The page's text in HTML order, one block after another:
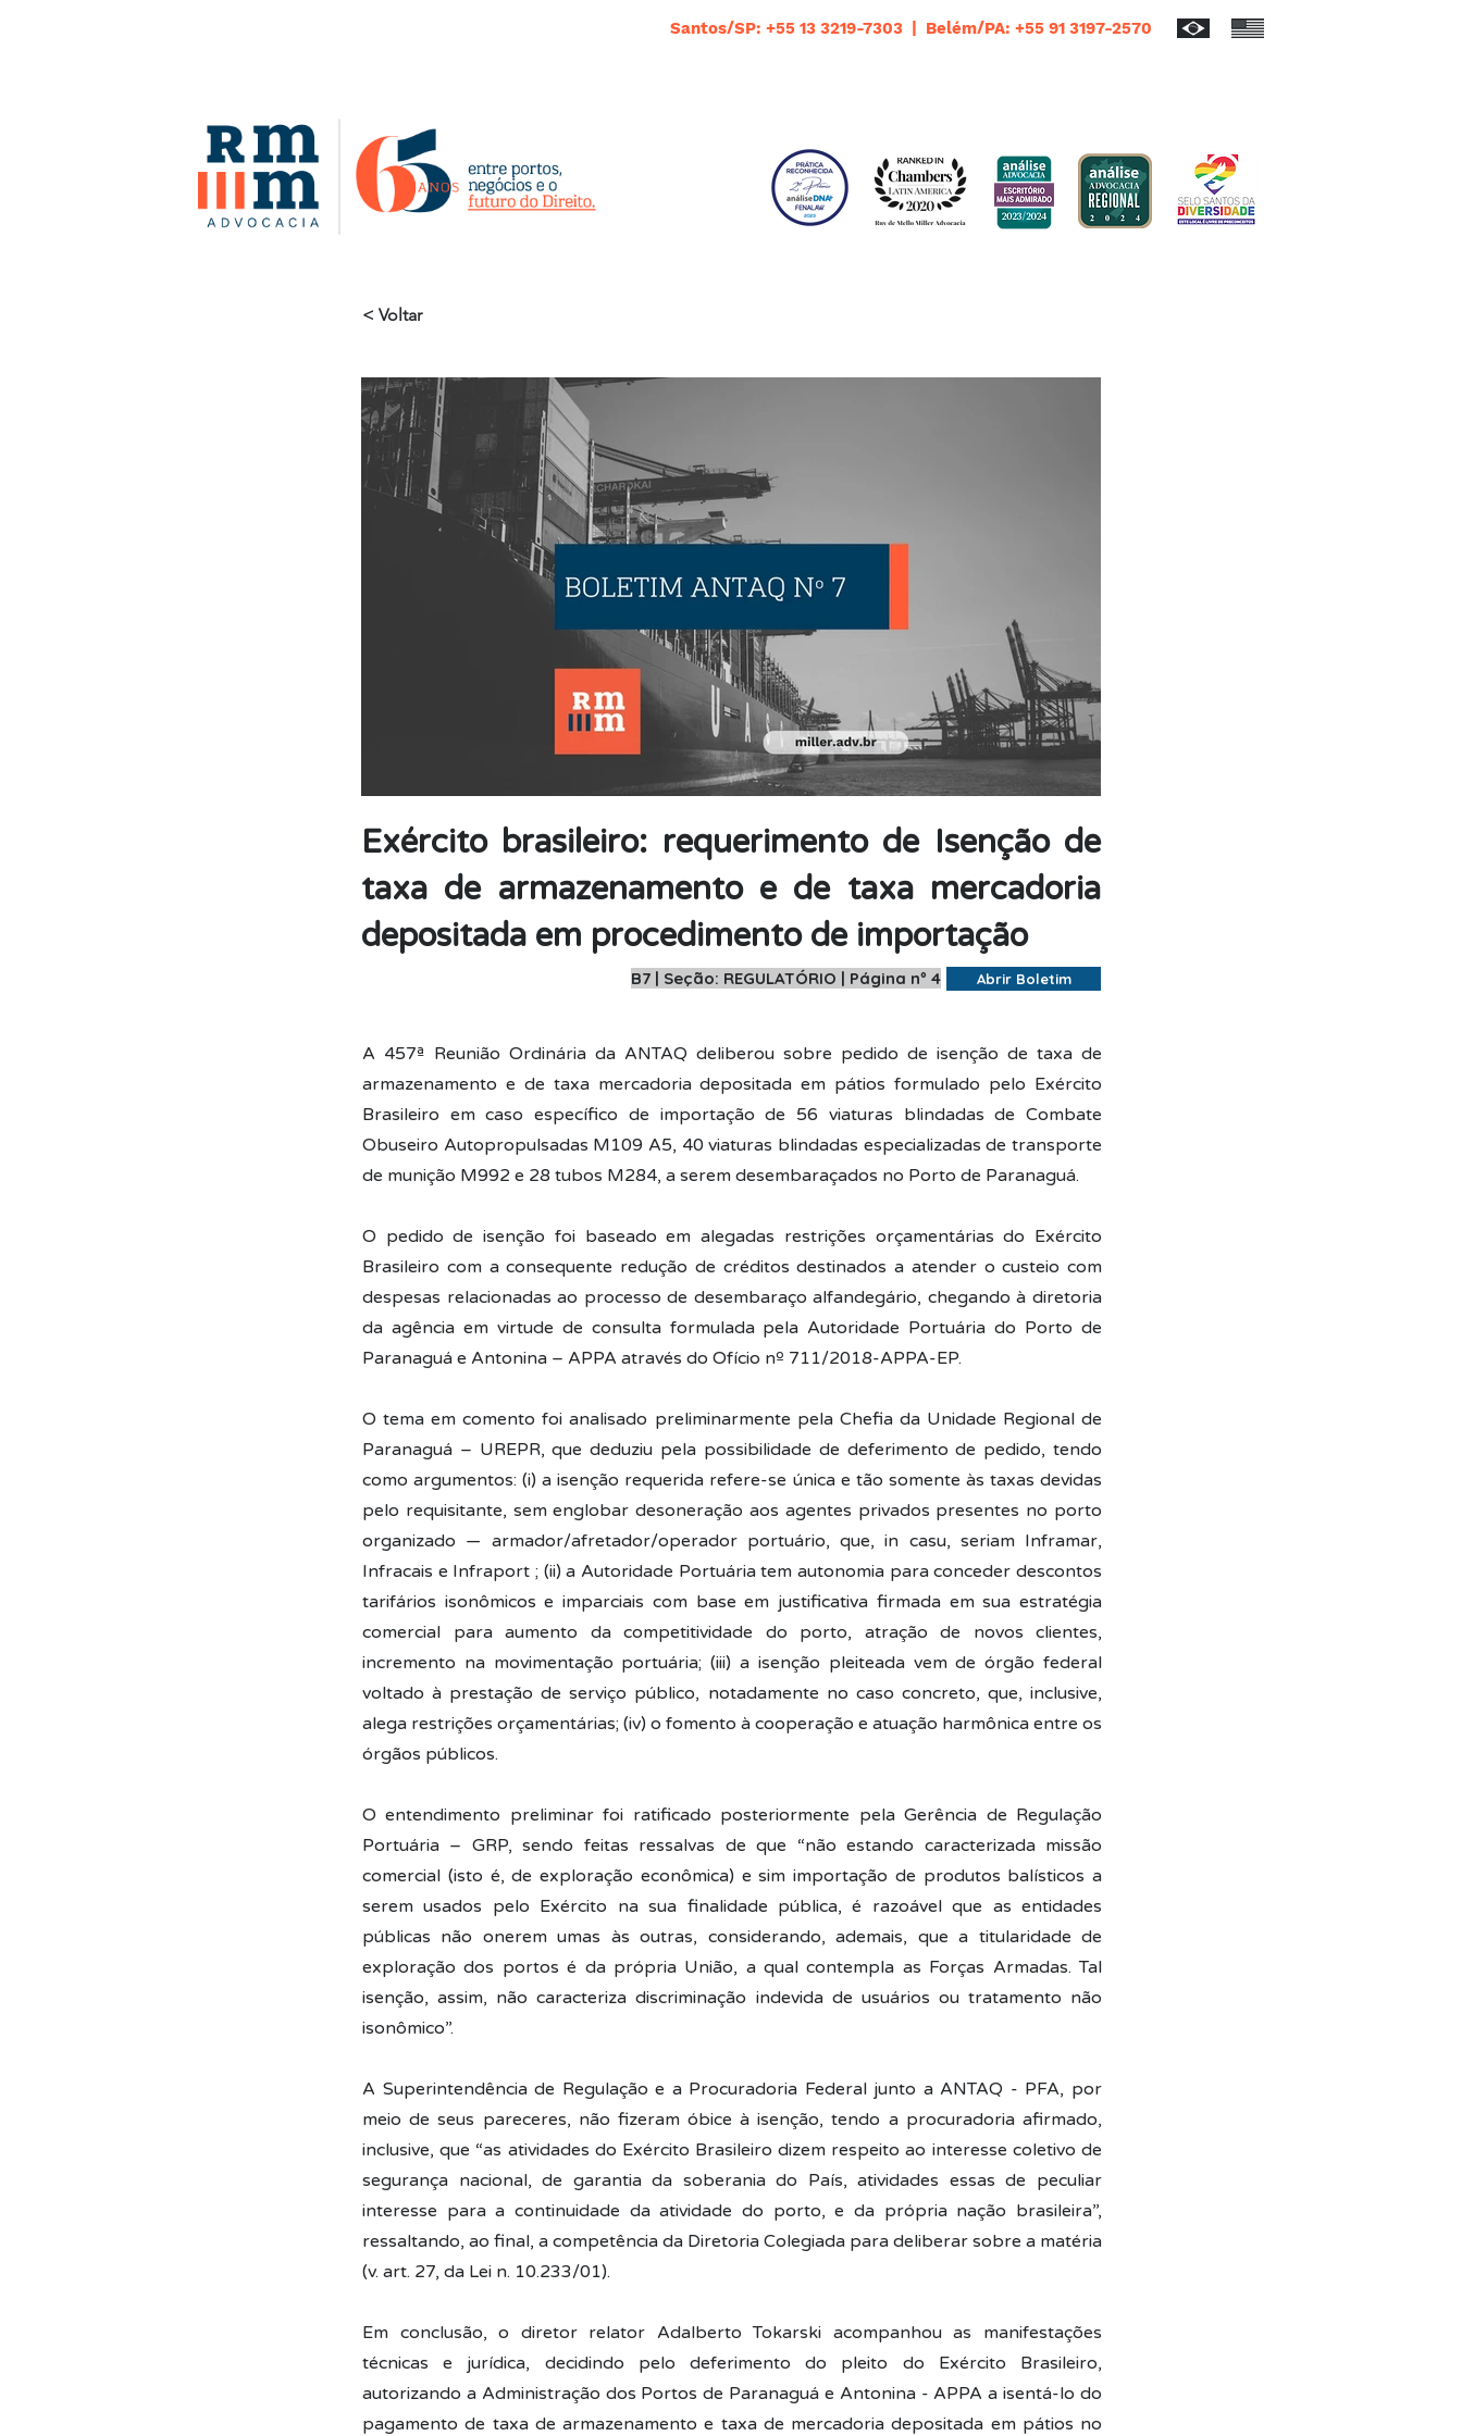
Santos/SP: +55 13 3219-7303 | Belém/PA: +55 91 3197-2570
< Voltar
Exército brasileiro: requerimento de Isenção de
taxa de armazenamento e de taxa mercadoria
depositada em procedimento de importação
B7 | Seção: REGULATÓRIO | Página nº 4 Abrir Boletim
A 457ª Reunião Ordinária da ANTAQ deliberou sobre pedido de isenção de taxa de
armazenamento e de taxa mercadoria depositada em pátios formulado pelo Exército
Brasileiro em caso específico de importação de 56 viaturas blindadas de Combate
Obuseiro Autopropulsadas M109 A5, 40 viaturas blindadas especializadas de transporte
de munição M992 e 28 tubos M284, a serem desembaraçados no Porto de Paranaguá.
O pedido de isenção foi baseado em alegadas restrições orçamentárias do Exército
Brasileiro com a consequente redução de créditos destinados a atender o custeio com
despesas relacionadas ao processo de desembaraço alfandegário, chegando à diretoria
da agência em virtude de consulta formulada pela Autoridade Portuária do Porto de
Paranaguá e Antonina – APPA através do Ofício nº 711/2018-APPA-EP.
O tema em comento foi analisado preliminarmente pela Chefia da Unidade Regional de
Paranaguá – UREPR, que deduziu pela possibilidade de deferimento de pedido, tendo
como argumentos: (i) a isenção requerida refere-se única e tão somente às taxas devidas
pelo requisitante, sem englobar desoneração aos agentes privados presentes no porto
organizado — armador/afretador/operador portuário, que, in casu, seriam Inframar,
Infracais e Infraport ; (ii) a Autoridade Portuária tem autonomia para conceder descontos
tarifários isonômicos e imparciais com base em justificativa firmada em sua estratégia
comercial para aumento da competitividade do porto, atração de novos clientes,
incremento na movimentação portuária; (iii) a isenção pleiteada vem de órgão federal
voltado à prestação de serviço público, notadamente no caso concreto, que, inclusive,
alega restrições orçamentárias; (iv) o fomento à cooperação e atuação harmônica entre os
órgãos públicos.
O entendimento preliminar foi ratificado posteriormente pela Gerência de Regulação
Portuária – GRP, sendo feitas ressalvas de que “não estando caracterizada missão
comercial (isto é, de exploração econômica) e sim importação de produtos balísticos a
serem usados pelo Exército na sua finalidade pública, é razoável que as entidades
públicas não onerem umas às outras, considerando, ademais, que a titularidade de
exploração dos portos é da própria União, a qual contempla as Forças Armadas. Tal
isenção, assim, não caracteriza discriminação indevida de usuários ou tratamento não
isonômico”.
A Superintendência de Regulação e a Procuradoria Federal junto a ANTAQ - PFA, por
meio de seus pareceres, não fizeram óbice à isenção, tendo a procuradoria afirmado,
inclusive, que “as atividades do Exército Brasileiro dizem respeito ao interesse coletivo de
segurança nacional, de garantia da soberania do País, atividades essas de peculiar
interesse para a continuidade da atividade do porto, e da própria nação brasileira”,
ressaltando, ao final, a competência da Diretoria Colegiada para deliberar sobre a matéria
(v. art. 27, da Lei n. 10.233/01).
Em conclusão, o diretor relator Adalberto Tokarski acompanhou as manifestações
técnicas e jurídica, decidindo pelo deferimento do pleito do Exército Brasileiro,
autorizando a Administração dos Portos de Paranaguá e Antonina - APPA a isentá-lo do
pagamento de taxa de armazenamento e taxa de mercadoria depositada em pátios no